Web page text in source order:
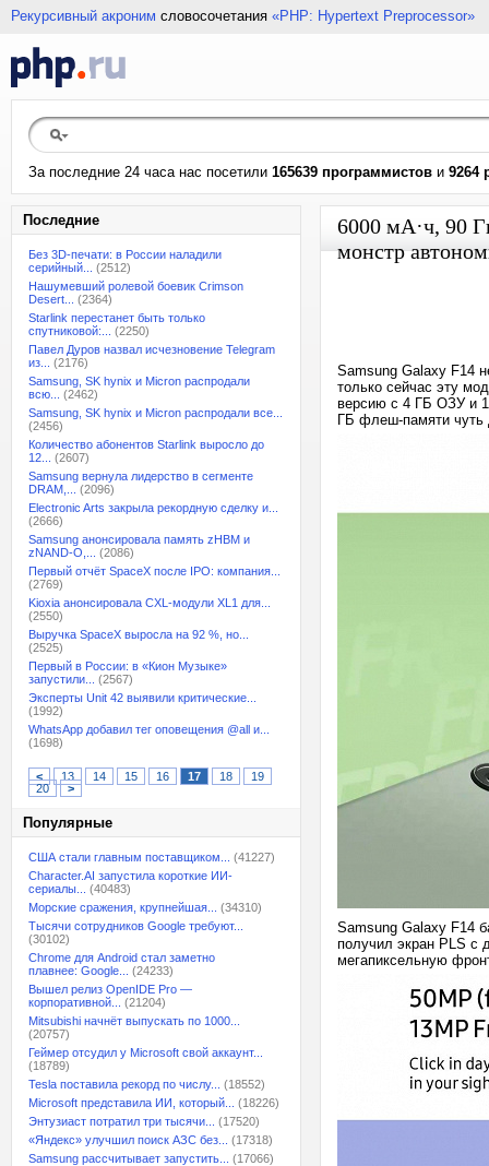
Рекурсивный акроним словосочетания «PHP: Hypertext Preprocessor»
За последние 24 часа нас посетили 165639 программистов и 9264
Последние
Без 3D-печати: в России наладили
серийный...
(2512)
Нашумевший ролевой боевик Crimson
Desert...
(2364)
Starlink перестанет быть только
спутниковой:...
(2250)
Павел Дуров назвал исчезновение Telegram
из...
(2176)
Samsung, SK hynix и Micron распродали
всю...
(2462)
Samsung, SK hynix и Micron распродали все...
(2456)
Количество абонентов Starlink выросло до
12...
(2607)
Samsung вернула лидерство в сегменте
DRAM,...
(2096)
Electronic Arts закрыла рекордную сделку и...
(2666)
Samsung анонсировала память zHBM и
zNAND-O,...
(2086)
Первый отчёт SpaceX после IPO: компания...
(2769)
Kioxia анонсировала CXL-модули XL1 для...
(2550)
Выручка SpaceX выросла на 92 %, но...
(2525)
Первый в России: в «Кион Музыке»
запустили...
(2567)
Эксперты Unit 42 выявили критические...
(1992)
WhatsApp добавил тег оповещения @all и...
(1698)
< 13 14 15 16 17 18
19
20
>
Популярные
США стали главным поставщиком...
(41227)
Character.AI запустила короткие ИИ-
сериалы...
(40483)
Морские сражения, крупнейшая...
(34310)
Тысячи сотрудников Google требуют...
(30102)
Chrome для Android стал заметно
плавнее: Google...
(24233)
Вышел релиз OpenIDE Pro —
корпоративной...
(21204)
Mitsubishi начнёт выпускать по 1000...
(20757)
Геймер отсудил у Microsoft свой аккаунт...
(18789)
Tesla поставила рекорд по числу...
(18552)
Microsoft представила ИИ, который...
(18226)
Энтузиаст потратил три тысячи...
(17520)
«Яндекс» улучшил поиск АЗС без...
(17318)
Samsung рассчитывает запустить...
(17066)
6000 мА·ч, 90
монстр
Samsung Galaxy F14
только сейчас эту
версию с 4 ГБ ОЗУ и
ГБ флеш-памяти чуть
Samsung Galaxy F14
получил экран PLS с
мегапиксельную